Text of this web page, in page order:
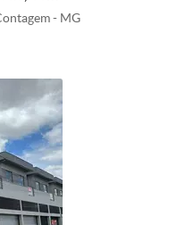
- MG